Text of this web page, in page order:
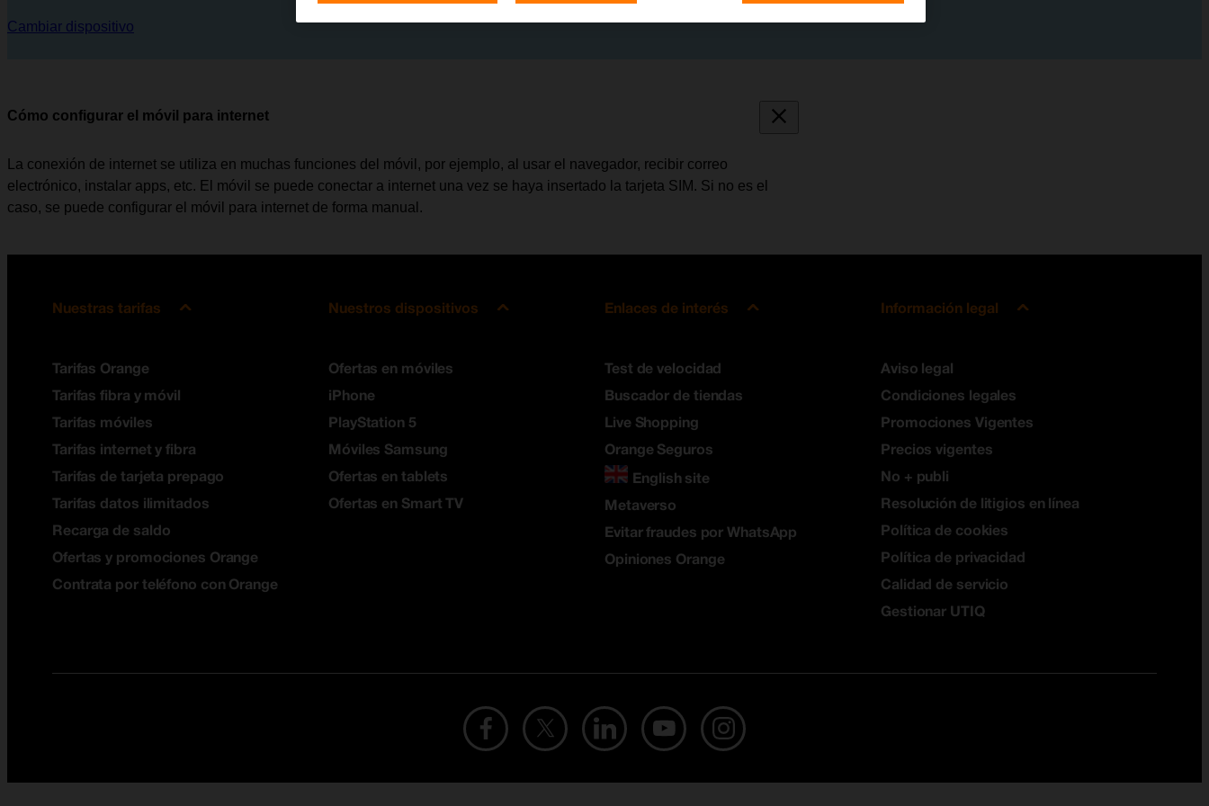
Cambiar dispositivo
Cómo configurar el móvil para internet
La conexión de internet se utiliza en muchas funciones del móvil, por ejemplo, al usar el navegador, recibir correo
electrónico, instalar apps, etc. El móvil se puede conectar a internet una vez se haya insertado la tarjeta SIM. Si no es el
caso, se puede configurar el móvil para internet de forma manual.
Nuestras tarifas
Tarifas Orange
Tarifas fibra y móvil
Tarifas móviles
Tarifas internet y fibra
Tarifas de tarjeta prepago
Tarifas datos ilimitados
Recarga de saldo
Ofertas y promociones Orange
Contrata por teléfono con Orange
Nuestros dispositivos
Ofertas en móviles
iPhone
PlayStation 5
Móviles Samsung
Ofertas en tablets
Ofertas en Smart TV
Enlaces de interés
Test de velocidad
Buscador de tiendas
Live Shopping
Orange Seguros
English site
Metaverso
Evitar fraudes por WhatsApp
Opiniones Orange
Información legal
Aviso legal
Condiciones legales
Promociones Vigentes
Precios vigentes
No + publi
Resolución de litigios en línea
Política de cookies
Política de privacidad
Calidad de servicio
Gestionar UTIQ